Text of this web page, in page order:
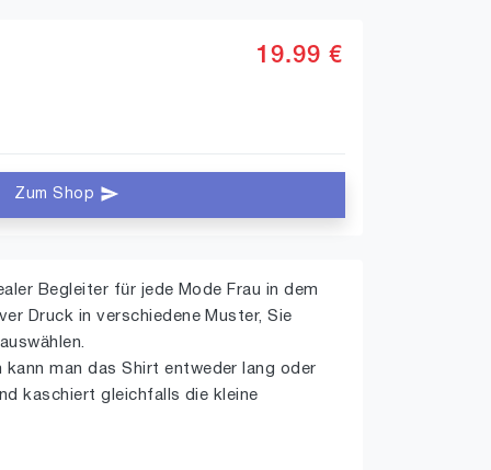
19.99 €
Zum Shop
Begleiter für jede Mode Frau in dem
Druck in verschiedene Muster, Sie
man das Shirt entweder lang oder
kaschiert gleichfalls die kleine